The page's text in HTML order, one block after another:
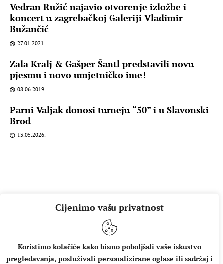
Cijenimo vašu privatnost
Koristimo kolačiće kako bismo poboljšali vaše iskustvo
pregledavanja, posluživali personalizirane oglase ili sadržaj i
Vedran Ružić najavio otvorenje izložbe i
koncert u zagrebačkoj Galeriji Vladimir
Bužančić
27.01.2021.
Zala Kralj & Gašper Šantl predstavili novu
pjesmu i novo umjetničko ime!
08.06.2019.
Parni Valjak donosi turneju “50” i u Slavonski
Brod
13.05.2026.
O NAMA IMPRESSUM UVJETI KORIŠTENJA